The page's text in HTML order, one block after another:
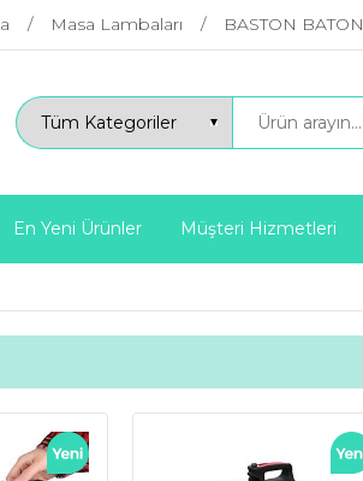
Masa Lambaları BASTON BATON
En Yeni Ürünler Müşteri Hizmetleri